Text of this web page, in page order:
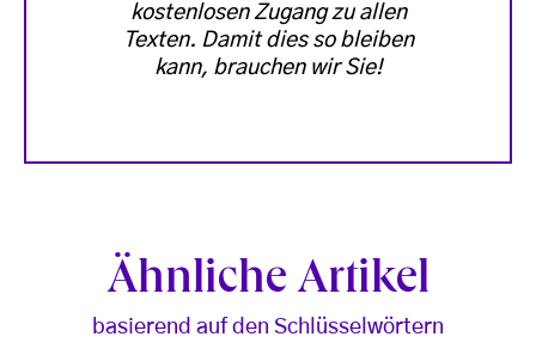
kostenlosen Zugang zu allen
Texten. Damit dies so bleiben
kann, brauchen wir Sie!
Ähnliche Artikel
basierend auf den Schlüsselwörtern